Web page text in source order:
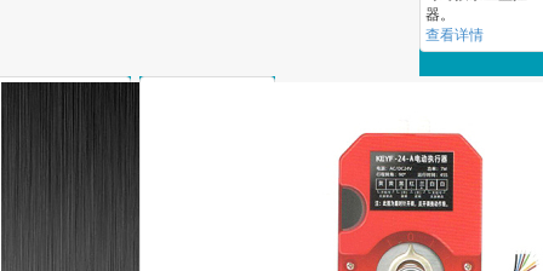
器。
查看详情